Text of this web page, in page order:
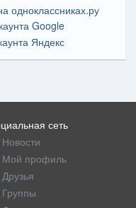
сеть
Новости
Мой профиль
Друзья
Группы